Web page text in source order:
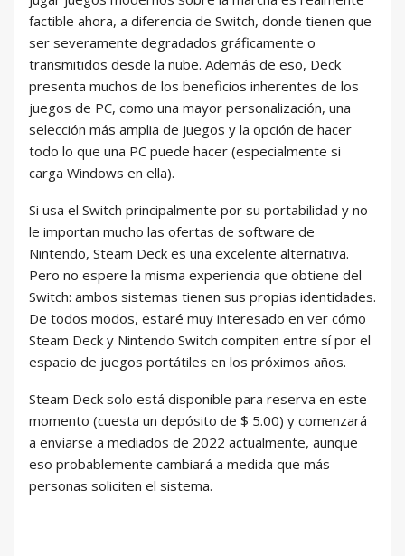
factible ahora, a diferencia de Switch, donde tienen que
ser severamente degradados gráficamente o
transmitidos desde la nube. Además de eso, Deck
presenta muchos de los beneficios inherentes de los
juegos de PC, como una mayor personalización, una
selección más amplia de juegos y la opción de hacer
todo lo que una PC puede hacer (especialmente si
carga Windows en ella).
Si usa el Switch principalmente por su portabilidad y no
le importan mucho las ofertas de software de
Nintendo, Steam Deck es una excelente alternativa.
Pero no espere la misma experiencia que obtiene del
Switch: ambos sistemas tienen sus propias identidades.
De todos modos, estaré muy interesado en ver cómo
Steam Deck y Nintendo Switch compiten entre sí por el
espacio de juegos portátiles en los próximos años.
Steam Deck solo está disponible para reserva en este
momento (cuesta un depósito de $ 5.00) y comenzará
a enviarse a mediados de 2022 actualmente, aunque
eso probablemente cambiará a medida que más
personas soliciten el sistema.